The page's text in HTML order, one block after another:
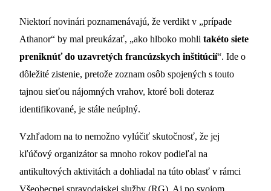
Niektorí novinári poznamenávajú, že verdikt v „prípade
Athanor“ by mal preukázať, „ako hlboko mohli takéto siete
preniknúť do uzavretých francúzskych inštitúcií“. Ide o
dôležité zistenie, pretože zoznam osôb spojených s touto
tajnou sieťou nájomných vrahov, ktoré boli doteraz
identifikované, je stále neúplný.
Vzhľadom na to nemožno vylúčiť skutočnosť, že jej
kľúčový organizátor sa mnoho rokov podieľal na
antikultových aktivitách a dohliadal na túto oblasť v rámci